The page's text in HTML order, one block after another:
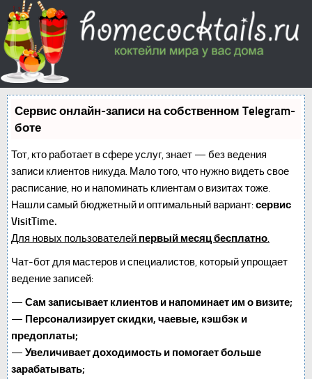
Сервис онлайн-записи на собственном Telegram-
боте
Тот, кто работает в сфере услуг, знает — без ведения
записи клиентов никуда. Мало того, что нужно видеть свое
расписание, но и напоминать клиентам о визитах тоже.
Нашли самый бюджетный и оптимальный вариант: сервис
VisitTime.
Для новых пользователей первый месяц бесплатно.
Чат-бот для мастеров и специалистов, который упрощает
ведение записей:
— Сам записывает клиентов и напоминает им о визите;
— Персонализирует скидки, чаевые, кэшбэк и
предоплаты;
— Увеличивает доходимость и помогает больше
зарабатывать;